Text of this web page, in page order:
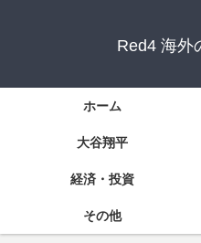
Red4 海外
ホーム
大谷翔平
経済・投資
その他